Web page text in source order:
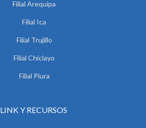
Filial Arequipa
Filial Ica
Filial Trujillo
Filial Chiclayo
Filial Piura
LINK Y RECURSOS